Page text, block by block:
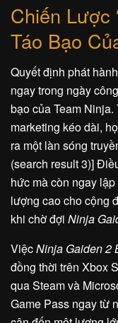
Chiến Lược
Táo Bạo
Quyết định phát hành
ngay trong ngày
bạo của Team
marketing kéo dài,
ra một làn sóng
(search result 3)]
hức mà còn ngay
lượng cao cho cộng
khi chờ đợi Ninja
ViệcNinja Gaiden 2
đồng thời trên Xbox
qua Steam và
Game Pass ngay từ